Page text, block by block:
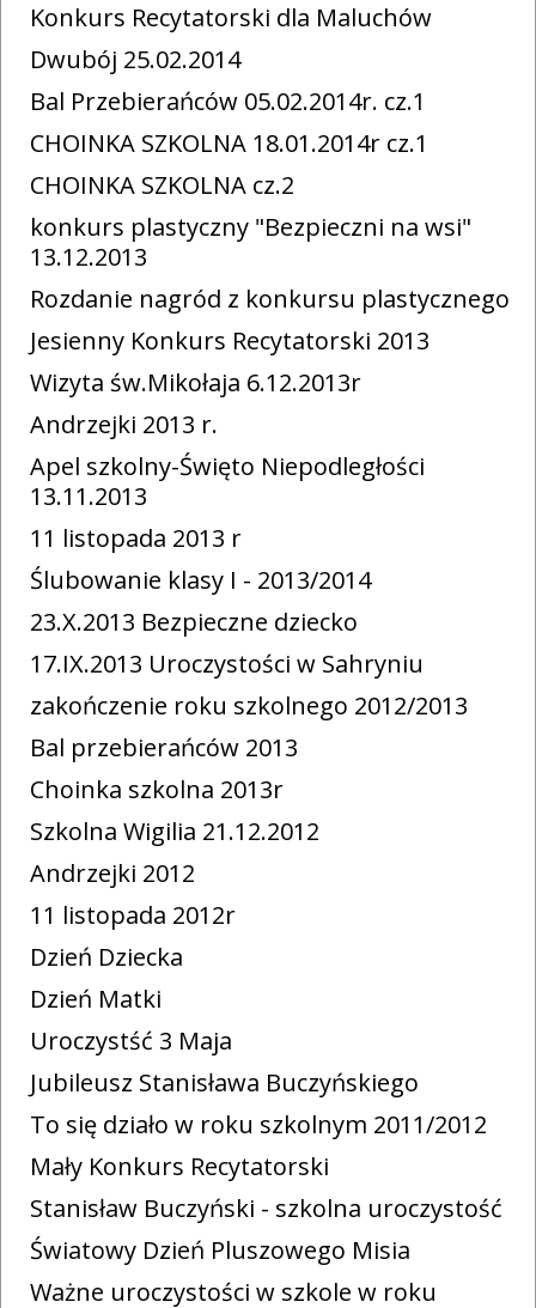
Konkurs Recytatorski dla Maluchów
Dwubój 25.02.2014
Bal Przebierańców 05.02.2014r. cz.1
CHOINKA SZKOLNA 18.01.2014r cz.1
CHOINKA SZKOLNA cz.2
konkurs plastyczny "Bezpieczni na wsi"
13.12.2013
Rozdanie nagród z konkursu plastycznego
Jesienny Konkurs Recytatorski 2013
Wizyta św.Mikołaja 6.12.2013r
Andrzejki 2013 r.
Apel szkolny-Święto Niepodległości
13.11.2013
11 listopada 2013 r
Ślubowanie klasy I - 2013/2014
23.X.2013 Bezpieczne dziecko
17.IX.2013 Uroczystości w Sahryniu
zakończenie roku szkolnego 2012/2013
Bal przebierańców 2013
Choinka szkolna 2013r
Szkolna Wigilia 21.12.2012
Andrzejki 2012
11 listopada 2012r
Dzień Dziecka
Dzień Matki
Uroczystść 3 Maja
Jubileusz Stanisława Buczyńskiego
To się działo w roku szkolnym 2011/2012
Mały Konkurs Recytatorski
Stanisław Buczyński - szkolna uroczystość
Światowy Dzień Pluszowego Misia
Ważne uroczystości w szkole w roku